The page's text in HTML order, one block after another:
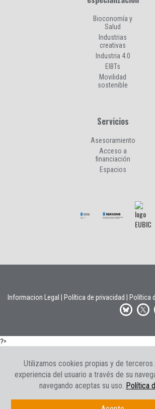
Bioconomía y
Salud
Industrias
creativas
Industria 4.0
EIBTs
Movilidad
sostenible
Servicios
Asesoramiento
Acceso a
financiación
Espacios
Informacion Legal Política de privacidad Política
?>
Utilizamos cookies propias y de terceros
experiencia del usuario a través de su
navegando aceptas su uso. Política